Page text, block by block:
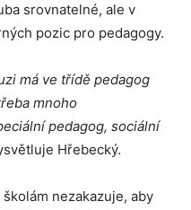
srovnatelné, ale v
pozic pro pedagogy.
má ve třídě pedagog
mnoho
pedagog, sociální
Hřebecký.
nezakazuje, aby